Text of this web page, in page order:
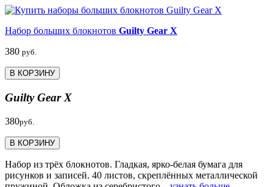
Набор больших блокнотов Guilty Gear X
380 руб.
В КОРЗИНУ
Guilty Gear X
380руб.
В КОРЗИНУ
Набор из трёх блокнотов. Гладкая, ярко-белая бумага для
рисунков и записей. 40 листов, скреплённых металлической